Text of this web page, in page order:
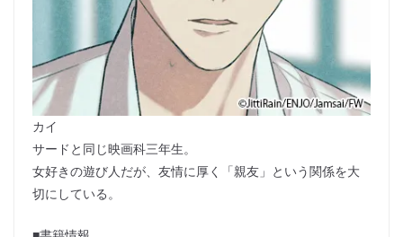
カイ
サードと同じ映画科三年生。
女好きの遊び人だが、友情に厚く「親友」という関係を大
切にしている。